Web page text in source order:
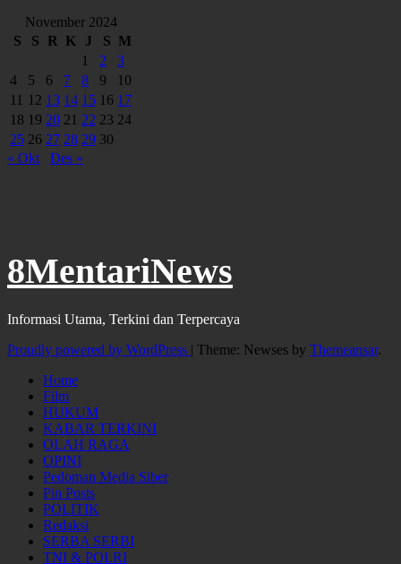
November 2024
S
S R K J S M
1
2
3
4
5 6 7 8 9
10
11 12 13 14 15 16 17
18 19 20 21 22 23 24
25 26 27 28 29 30
« Okt
Des »
8MentariNews
Informasi Utama, Terkini dan Terpercaya
Proudly powered by WordPress | Theme: Newses by Themeansar.
Home
Film
HUKUM
KABAR TERKINI
OLAH RAGA
OPINI
Pedoman Media Siber
Pin Posts
POLITIK
Redaksi
SERBA SERBI
TNI & POLRI